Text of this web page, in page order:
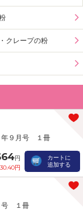
クレープの粉
９月号 １冊
円
円
カートに
追加する
号 １冊